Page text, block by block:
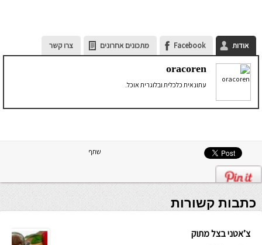
אודות Facebook מתכונים אחרונים צרו קשר
oracoren
עתונאית כלכלית ובלוגרית אוכל.
שתף
כתבות קשורות
צ’אטני בצל מתוק